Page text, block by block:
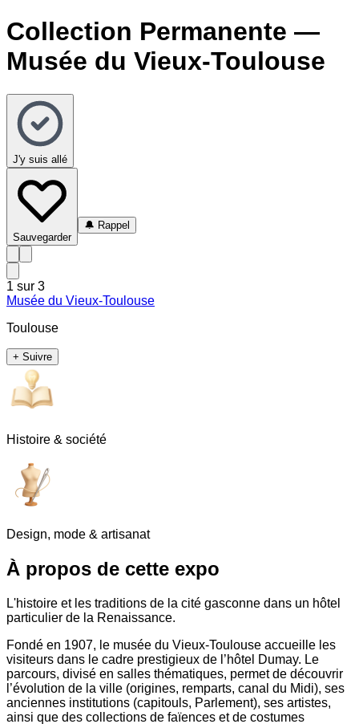
Collection Permanente —
Musée du Vieux-Toulouse
J'y suis allé
Sauvegarder
🔔 Rappel
1 sur 3
Musée du Vieux-Toulouse
Toulouse
+ Suivre
Histoire & société
Design, mode & artisanat
À propos de cette expo
L'histoire et les traditions de la cité gasconne dans un hôtel
particulier de la Renaissance.
Fondé en 1907, le musée du Vieux-Toulouse accueille les
visiteurs dans le cadre prestigieux de l’hôtel Dumay. Le
parcours, divisé en salles thématiques, permet de découvrir
l’évolution de la ville (origines, remparts, canal du Midi), ses
anciennes institutions (capitouls, Parlement), ses artistes,
ainsi que des collections de faïences et de costumes